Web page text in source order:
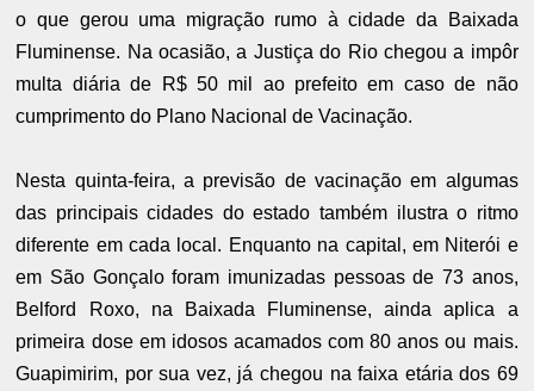
o que gerou uma migração rumo à cidade da Baixada
Fluminense. Na ocasião, a Justiça do Rio chegou a impôr
multa diária de R$ 50 mil ao prefeito em caso de não
cumprimento do Plano Nacional de Vacinação.
Nesta quinta-feira, a previsão de vacinação em algumas
das principais cidades do estado também ilustra o ritmo
diferente em cada local. Enquanto na capital, em Niterói e
em São Gonçalo foram imunizadas pessoas de 73 anos,
Belford Roxo, na Baixada Fluminense, ainda aplica a
primeira dose em idosos acamados com 80 anos ou mais.
Guapimirim, por sua vez, já chegou na faixa etária dos 69